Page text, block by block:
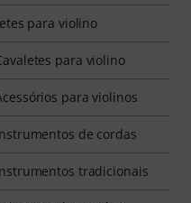
para violino
para violino
para violinos
de cordas
tradicionais